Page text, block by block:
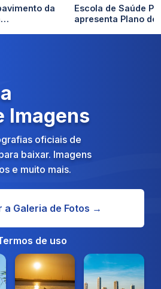
da
Escola de Saúde
apresenta Plano
Imagens
oficiais de
baixar. Imagens
e muito mais.
de uso
a Galeria de Fotos →